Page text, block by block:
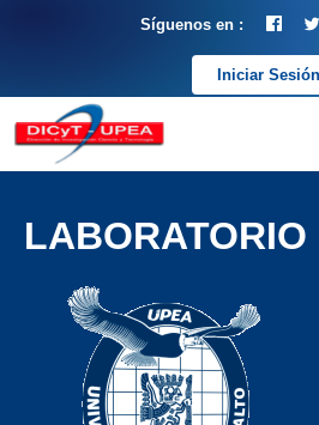
Síguenos en :
Iniciar Sesión